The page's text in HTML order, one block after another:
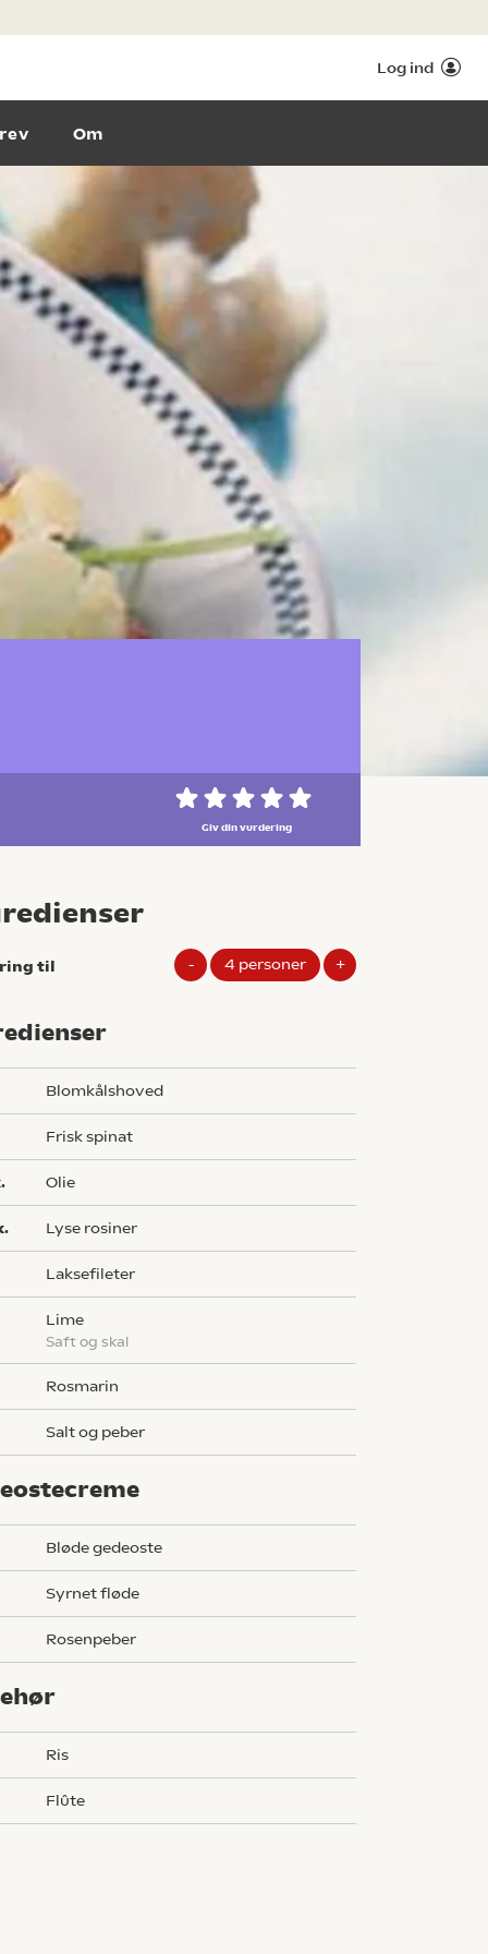
Log ind
Om
Giv din vurdering
til - 4 personer +
blomkålshoved
frisk spinat
olie
lyse rosiner
laksefileter
lime
saft og skal
rosmarin
salt og peber
bløde gedeoste
syrnet fløde
rosenpeber
ris
flûte